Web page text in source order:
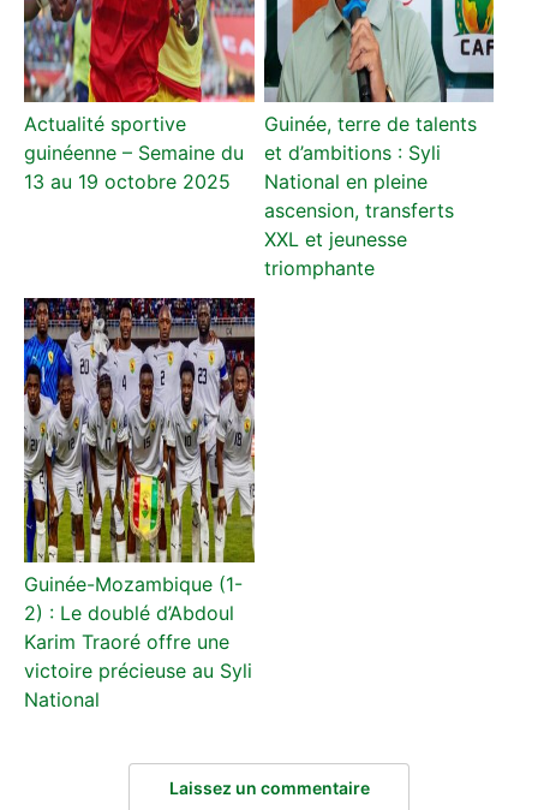
Actualité sportive
guinéenne – Semaine du
13 au 19 octobre 2025
Guinée, terre de talents
et d’ambitions : Syli
National en pleine
ascension, transferts
XXL et jeunesse
triomphante
Guinée-Mozambique (1-
2) : Le doublé d’Abdoul
Karim Traoré offre une
victoire précieuse au Syli
National
Laissez un commentaire